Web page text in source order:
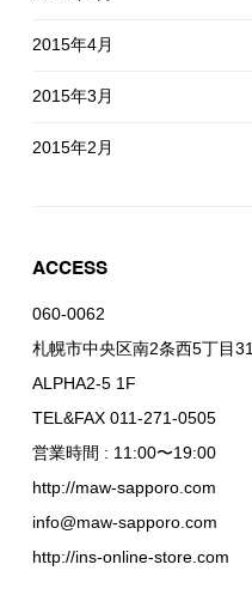
2015年4月
2015年3月
2015年2月
ACCESS
060-0062
札幌市中央区南2条西5丁目31
ALPHA2-5 1F
TEL&FAX 011-271-0505
営業時間 : 11:00〜19:00
http://maw-sapporo.com
info@maw-sapporo.com
http://ins-online-store.com